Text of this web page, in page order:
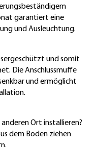
garantiert eine
und Ausleuchtung.
und somit
Die Anschlussmuffe
und ermöglicht
Ort installieren?
dem Boden ziehen